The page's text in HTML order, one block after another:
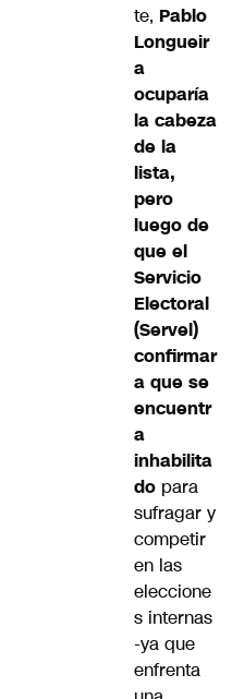
te, Pablo
Longueir
a
ocuparía
la cabeza
de la
lista,
pero
luego de
que el
Servicio
Electoral
(Servel)
confirmar
a que se
encuentr
a
inhabilita
do para
sufragar y
competir
en las
eleccione
s internas
-ya que
enfrenta